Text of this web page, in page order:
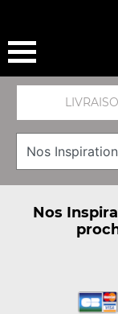
Nos